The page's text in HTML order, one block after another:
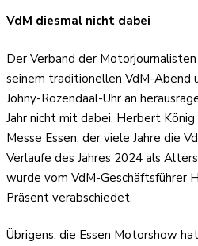
VdM diesmal nicht dabei
Der Verband der
seinem traditionellen VdM-Abend
Johny-Rozendaal-Uhr an
Jahr nicht mit dabei. Herbert
Messe Essen, der viele Jahre die
Verlaufe des Jahres 2024 als
wurde vom VdM-Geschäftsführer
Präsent verabschiedet.
Übrigens, die Essen Motorshow